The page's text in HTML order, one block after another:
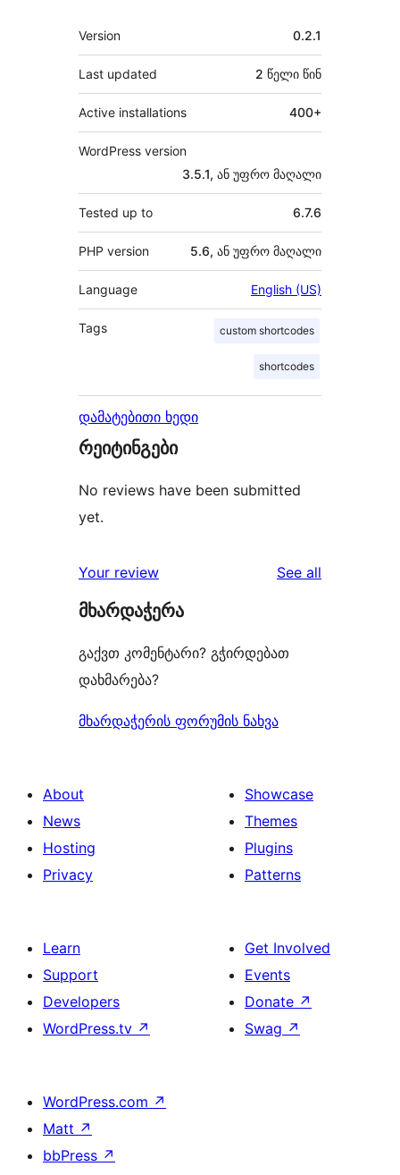
მეტა
Version 0.2.1
Last updated 2 წელი წინ
Active installations 400+
WordPress version
3.5.1, ან უფრო მაღალი
Tested up to 6.7.6
PHP version 5.6, ან უფრო მაღალი
Language English (US)
Tags custom shortcodes
shortcodes
დამატებითი ხედი
რეიტინგები
No reviews have been submitted
yet.
Your review See all
მხარდაჭერა
გაქვთ კომენტარი? გჭირდებათ
დახმარება?
მხარდაჭერის ფორუმის ნახვა
About
News
Hosting
Privacy
Showcase
Themes
Plugins
Patterns
Learn
Support
Developers
WordPress.tv ↗
Get Involved
Events
Donate ↗
Swag ↗
WordPress.com ↗
Matt ↗
bbPress ↗